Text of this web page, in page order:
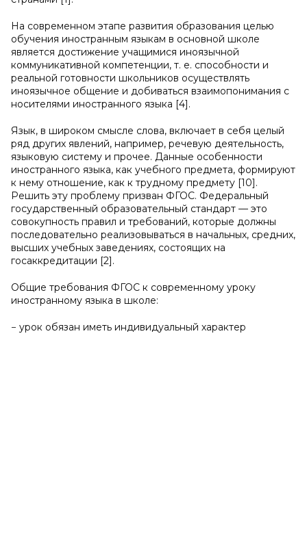
На современном этапе развития образования целью
обучения иностранным языкам в основной школе
является достижение учащимися иноязычной
коммуникативной компетенции, т. е. способности и
реальной готовности школьников осуществлять
иноязычное общение и добиваться взаимопонимания с
носителями иностранного языка [4].
Язык, в широком смысле слова, включает в себя целый
ряд других явлений, например, речевую деятельность,
языковую систему и прочее. Данные особенности
иностранного языка, как учебного предмета, формируют
к нему отношение, как к трудному предмету [10].
Решить эту проблему призван ФГОС. Федеральный
государственный образовательный стандарт — это
совокупность правил и требований, которые должны
последовательно реализовываться в начальных, средних,
высших учебных заведениях, состоящих на
госаккредитации [2].
Общие требования ФГОС к современному уроку
иностранному языка в школе:
− урок обязан иметь индивидуальный характер